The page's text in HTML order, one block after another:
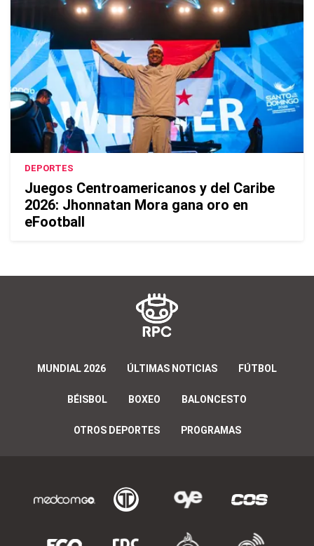
DEPORTES
Juegos Centroamericanos y del Caribe
2026: Jhonnatan Mora gana oro en
eFootball
MUNDIAL 2026 ÚLTIMAS NOTICIAS FÚTBOL
BÉISBOL BOXEO BALONCESTO
OTROS DEPORTES PROGRAMAS